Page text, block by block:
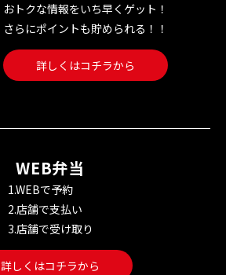
おトクな情報をいち早くゲット！
さらにポイントも貯められる！！
詳しくはコチラから
WEB弁当
1.WEBで予約
2.店舗で支払い
3.店舗で受け取り
詳しくはコチラから